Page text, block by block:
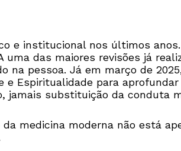
e institucional nos últimos
das maiores revisões já
na pessoa. Já em março de
e Espiritualidade para
substituição da conduta
da medicina moderna não está